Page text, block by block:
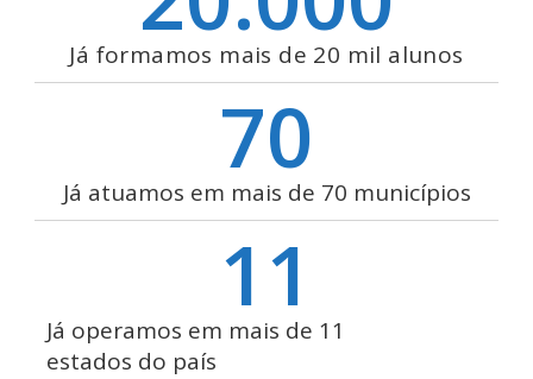
Já formamos mais de 20 mil alunos
Já atuamos em mais de 70 municípios
70
Já operamos em mais de 11
estados do país
11